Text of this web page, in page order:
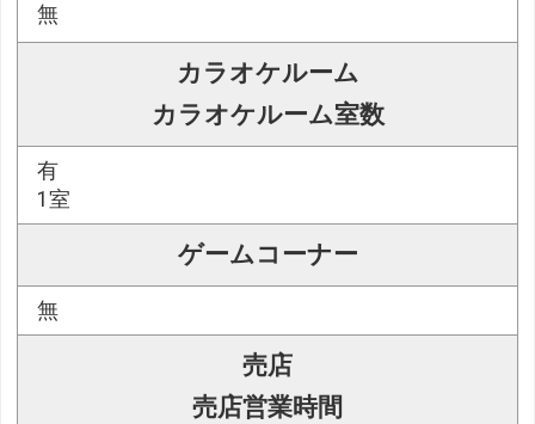
無
カラオケルーム
カラオケルーム室数
有
1室
ゲームコーナー
無
売店
売店営業時間